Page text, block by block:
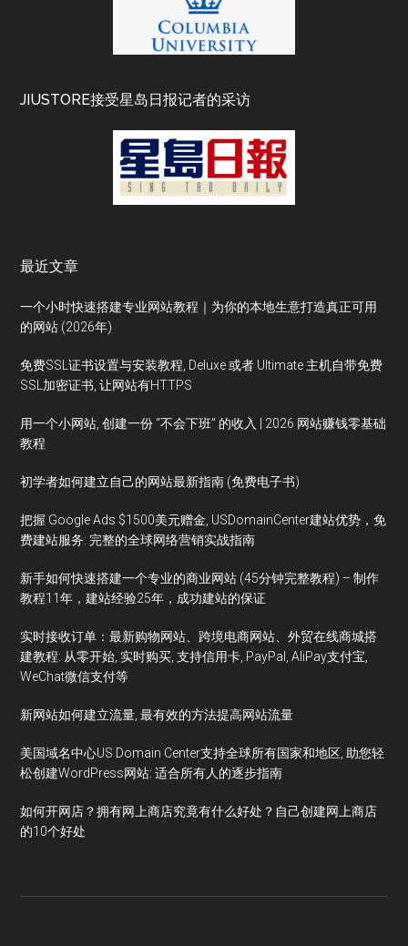
JIUSTORE接受星岛日报记者的采访
最近文章
一个小时快速搭建专业网站教程｜为你的本地生意打造真正可用
的网站 (2026年)
免费SSL证书设置与安装教程, Deluxe 或者 Ultimate 主机自带免费
SSL加密证书, 让网站有HTTPS
用一个小网站, 创建一份 “不会下班” 的收入 | 2026 网站赚钱零基础
教程
初学者如何建立自己的网站最新指南 (免费电子书)
把握 Google Ads $1500美元赠金, USDomainCenter建站优势，免
费建站服务: 完整的全球网络营销实战指南
新手如何快速搭建一个专业的商业网站 (45分钟完整教程) – 制作
教程11年，建站经验25年，成功建站的保证
实时接收订单：最新购物网站、跨境电商网站、外贸在线商城搭
建教程: 从零开始, 实时购买, 支持信用卡, PayPal, AliPay支付宝,
WeChat微信支付等
新网站如何建立流量, 最有效的方法提高网站流量
美国域名中心US Domain Center支持全球所有国家和地区, 助您轻
松创建WordPress网站: 适合所有人的逐步指南
如何开网店？拥有网上商店究竟有什么好处？自己创建网上商店
的10个好处